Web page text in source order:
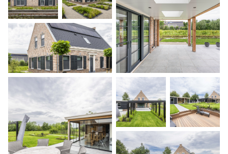
Home
Projecten
Expertises
Actueel